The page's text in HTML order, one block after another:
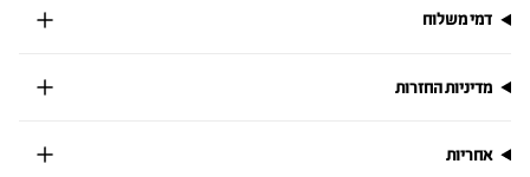
דמי משלוח
מדיניות החזרות
אחריות